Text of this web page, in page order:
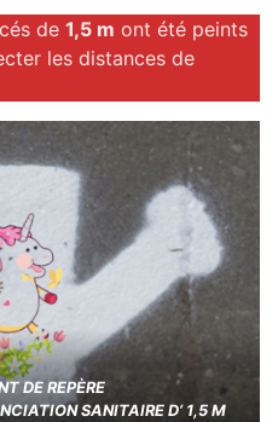
de 1,5 m ont été peints
les distances de
DE REPÈRE
SANITAIRE D’ 1,5 M